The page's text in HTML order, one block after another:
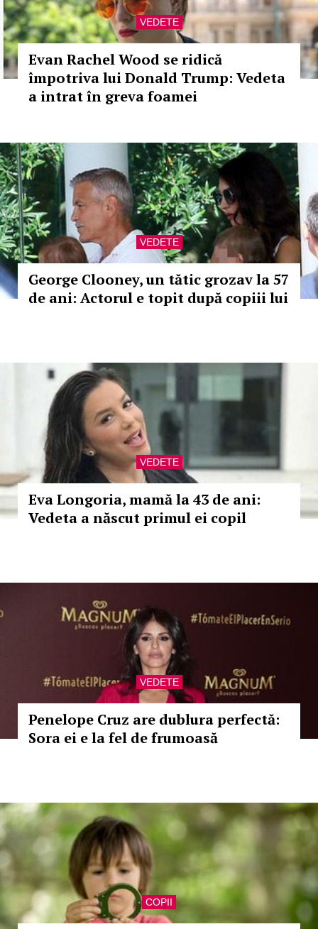
VEDETE
Evan Rachel Wood se ridică
împotriva lui Donald Trump: Vedeta
a intrat în greva foamei
VEDETE
George Clooney, un tătic grozav la 57
de ani: Actorul e topit după copiii lui
VEDETE
Eva Longoria, mamă la 43 de ani:
Vedeta a născut primul ei copil
VEDETE
Penelope Cruz are dublura perfectă:
Sora ei e la fel de frumoasă
COPII